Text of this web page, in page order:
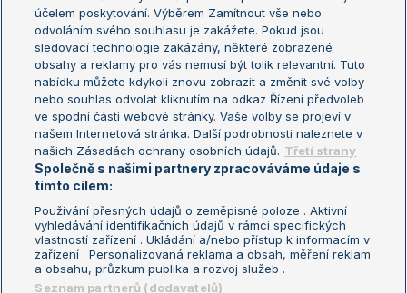
US Open
Turnaj mistrů
Turnaj mistryň
Aktualní trendy
Fotbalové přestupy
Livesport Daily
LS Prague Open
Podmínky užití
Nastavení soukromí
GDPR a žurnalistika
Reklama
Kontakt
Informace o zpracování osobních
údajů
účelem poskytování. Výběrem Zamítnout vše nebo
odvoláním svého souhlasu je zakážete. Pokud jsou
sledovací technologie zakázány, některé zobrazené
obsahy a reklamy pro vás nemusí být tolik relevantní. Tuto
nabídku můžete kdykoli znovu zobrazit a změnit své volby
nebo souhlas odvolat kliknutím na odkaz Řízení předvoleb
ve spodní části webové stránky. Vaše volby se projeví v
našem Internetová stránka. Další podrobnosti naleznete v
našich Zásadách ochrany osobních údajů. Třetí strany
Společně s našimi partnery zpracováváme údaje s
tímto cílem:
Používání přesných údajů o zeměpisné poloze . Aktivní
vyhledávání identifikačních údajů v rámci specifických
vlastností zařízení . Ukládání a/nebo přístup k informacím v
zařízení . Personalizovaná reklama a obsah, měření reklam
a obsahu, průzkum publika a rozvoj služeb .
Seznam partnerů (dodavatelů)